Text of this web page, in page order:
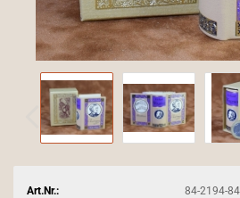
Art.Nr.:
84-2194-